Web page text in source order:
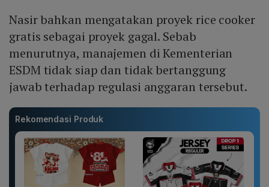
Nasir bahkan mengatakan proyek rice cooker
gratis sebagai proyek gagal. Sebab
menurutnya, manajemen di Kementerian
ESDM tidak siap dan tidak bertanggung
jawab terhadap regulasi anggaran tersebut.
Rekomendasi Produk